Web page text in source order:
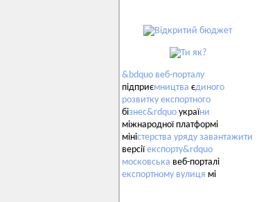
&bdquo веб-порталу
підприємництва єдиного
розвитку експортного
бізнес&rdquo україни
міжнародної платформі
міністерства уряду завантажити
версіїекспорту&rdquo
московська веб-порталі
експортному вулиця мі